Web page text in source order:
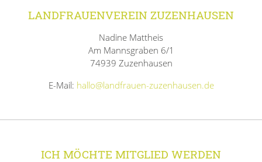
LANDFRAUENVEREIN ZUZENHAUSEN
Nadine Mattheis
Am Mannsgraben 6/1
74939 Zuzenhausen
E-Mail: hallo@landfrauen-zuzenhausen.de
ICH MÖCHTE MITGLIED WERDEN